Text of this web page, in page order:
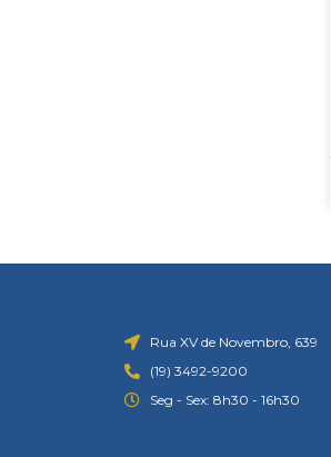
Rua XV de Novembro, 639
(19) 3492-9200
Seg - Sex: 8h30 - 16h30